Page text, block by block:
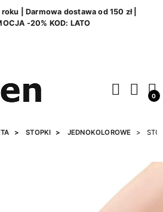
| Darmowa dostawa od 150 zł |
-20% KOD: LATO
0
STOPKI JEDNOKOLOROWE